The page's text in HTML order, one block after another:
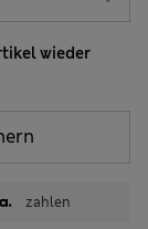
wieder
zahlen